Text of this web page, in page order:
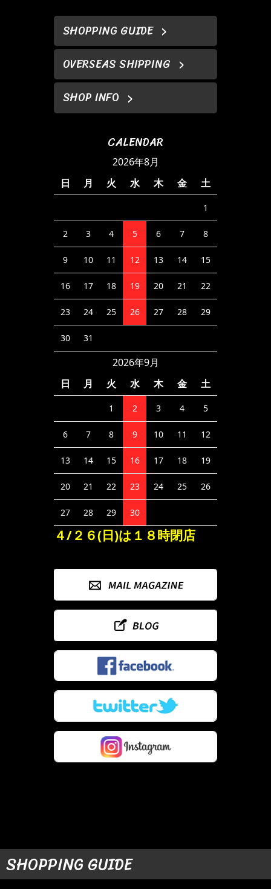
SHOPPING GUIDE
OVERSEAS SHIPPING
SHOP INFO
CALENDAR
2026年8月
日
月 火 水 木 金 土
1
2 3 4 5 6 7 8
9 10 11 12 13 14 15
16 17 18 19 20 21 22
23 24 25 26 27 28 29
30 31
2026年9月
日
月 火 水 木 金 土
1 2 3 4 5
6 7 8 9 10 11 12
13 14 15 16 17 18 19
20 21 22 23 24 25 26
27 28 29 30
４/２６(日)は１８時閉店
SHOPPING GUIDE